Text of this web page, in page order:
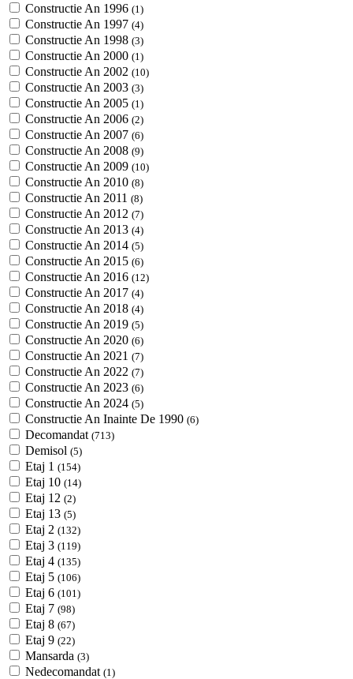
Constructie An 1996 (1)
Constructie An 1997 (4)
Constructie An 1998 (3)
Constructie An 2000 (1)
Constructie An 2002 (10)
Constructie An 2003 (3)
Constructie An 2005 (1)
Constructie An 2006 (2)
Constructie An 2007 (6)
Constructie An 2008 (9)
Constructie An 2009 (10)
Constructie An 2010 (8)
Constructie An 2011 (8)
Constructie An 2012 (7)
Constructie An 2013 (4)
Constructie An 2014 (5)
Constructie An 2015 (6)
Constructie An 2016 (12)
Constructie An 2017 (4)
Constructie An 2018 (4)
Constructie An 2019 (5)
Constructie An 2020 (6)
Constructie An 2021 (7)
Constructie An 2022 (7)
Constructie An 2023 (6)
Constructie An 2024 (5)
Constructie An Inainte De 1990 (6)
Decomandat (713)
Demisol (5)
Etaj 1 (154)
Etaj 10 (14)
Etaj 12 (2)
Etaj 13 (5)
Etaj 2 (132)
Etaj 3 (119)
Etaj 4 (135)
Etaj 5 (106)
Etaj 6 (101)
Etaj 7 (98)
Etaj 8 (67)
Etaj 9 (22)
Mansarda (3)
Nedecomandat (1)